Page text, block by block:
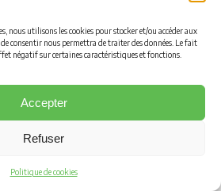
nous utilisons les cookies pour stocker et/ou accéder aux
consentir nous permettra de traiter des données. Le fait
négatif sur certaines caractéristiques et fonctions.
Accepter
Refuser
Politique de cookies
Footer